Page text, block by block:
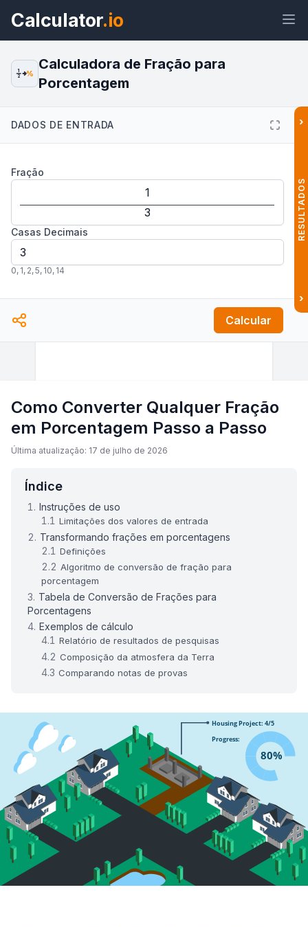
Calculator.io
1
2
%
Calculadora de Fração para
Porcentagem
DADOS DE ENTRADA
Fração
Casas Decimais
0, 1, 2,5, 10, 14
Calcular
›
RESULTADOS
›
Como Converter Qualquer Fração
em Porcentagem Passo a Passo
Última atualização: 17 de julho de 2026
Índice
Instruções de uso
Limitações dos valores de entrada
Transformando frações em porcentagens
Definições
Algoritmo de conversão de fração para
porcentagem
Tabela de Conversão de Frações para
Porcentagens
Exemplos de cálculo
Relatório de resultados de pesquisas
Composição da atmosfera da Terra
Comparando notas de provas